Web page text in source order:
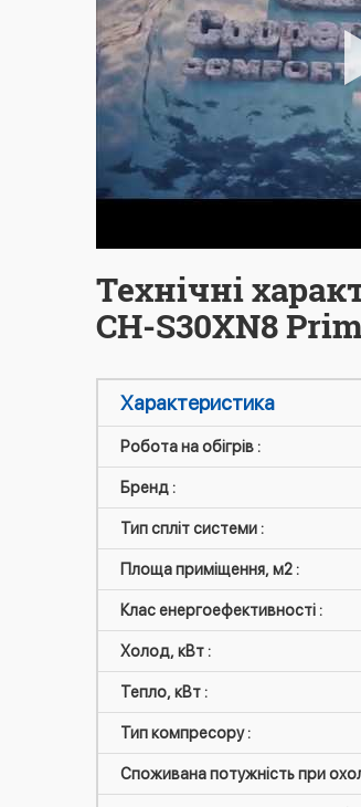
Технічні
CH-S30XN8
Характеристика
Робота на обігрів :
Бренд :
Тип спліт системи :
Площа приміщення, м2 :
Клас енергоефективності :
Холод, кВт :
Тепло, кВт :
Тип компресору :
Споживана потужність при